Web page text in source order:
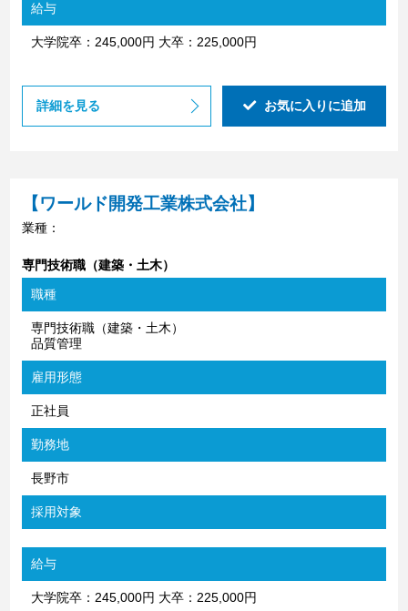
給与
大学院卒：245,000円 大卒：225,000円
詳細を見る お気に入りに追加
【ワールド開発工業株式会社】
業種：
専門技術職（建築・土木）
職種
専門技術職（建築・土木）
品質管理
雇用形態
正社員
勤務地
長野市
採用対象
給与
大学院卒：245,000円 大卒：225,000円